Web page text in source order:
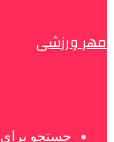
مهر ورزشی
جستجو برای